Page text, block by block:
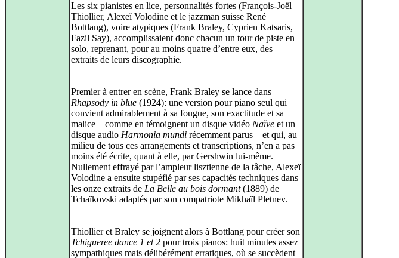
Les six pianistes en lice, personnalités fortes (François-Joël
Thiollier, Alexeï Volodine et le jazzman suisse René
Bottlang), voire atypiques (Frank Braley, Cyprien Katsaris,
Fazil Say), accomplissaient donc chacun un tour de piste en
solo, reprenant, pour au moins quatre d’entre eux, des
extraits de leurs discographie.
Premier à entrer en scène, Frank Braley se lance dans
Rhapsody in blue (1924): une version pour piano seul qui
convient admirablement à sa fougue, son exactitude et sa
malice – comme en témoignent un disque vidéo Naïve et un
disque audio Harmonia mundi récemment parus – et qui, au
milieu de tous ces arrangements et transcriptions, n’en a pas
moins été écrite, quant à elle, par Gershwin lui-même.
Nullement effrayé par l’ampleur lisztienne de la tâche, Alexeï
Volodine a ensuite stupéfié par ses capacités techniques dans
les onze extraits de La Belle au bois dormant(1889) de
Tchaïkovski adaptés par son compatriote Mikhaïl Pletnev.
Thiollier et Braley se joignent alors à Bottlang pour créer son
Tchigueree dance 1 et 2 pour trois pianos: huit minutes assez
sympathiques mais délibérément erratiques, où se succèdent